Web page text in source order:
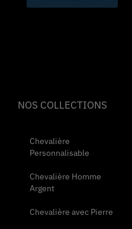
NOS COLLECTIONS
Chevalière
Personnalisable
Chevalière Homme
Argent
Chevalière avec Pierre